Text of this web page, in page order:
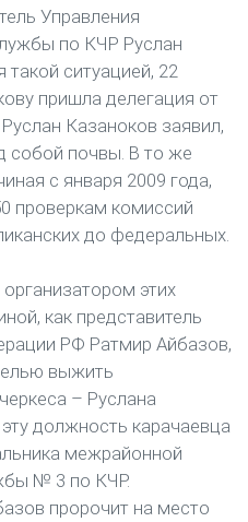
Управления
по КЧР Руслан
ситуацией, 22
пришла делегация от
Казаноков заявил,
собой почвы. В то же
с января 2009 года,
проверкам комиссий
до федеральных.
этих
как представитель
РФ Ратмир Айбазов,
выжить
– Руслана
должность карачаевца
межрайонной
№ 3 по КЧР.
пророчит на место